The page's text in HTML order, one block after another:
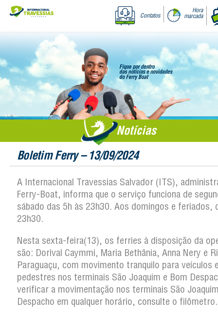
Contatos
Hora
marcada
Notícias
Boletim Ferry – 13/09/2024
A Internacional Travessias Salvador (ITS),
Ferry-Boat, informa que o serviço funciona de
sábado das 5h às 23h30. Aos domingos e feriados,
23h30.
Nesta sexta-feira(13), os ferries à disposição da
são: Dorival Caymmi, Maria Bethânia, Anna Nery e
Paraguaçu, com movimento tranquilo para veículos
pedestres nos terminais São Joaquim e Bom
verificar a movimentação nos terminais São
Despacho em qualquer horário, consulte o filômetro.